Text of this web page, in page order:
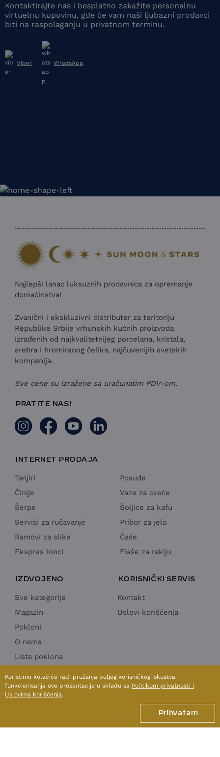
Kontaktirajte nas i besplatno zakažite personalnu
virtuelnu kupovinu, gde će vam naši ljubazni prodavci
biti na raspolaganju u privatnom terminu.
Viber WhatsApp
Najlepši lanac luksuznih prodavnica za opremanje
domaćinstva!
Zvanični i ekskluzivni distributer za teritoriju
Republike Srbije vrhunskih kućnih proizvoda
izrađenih od najkvalitetnijeg porcelana, kristala,
srebra i hromiranog čelika, najčuvenijih svetskih
kompanija.
Sve cene su izražene sa uračunatim PDV-om.
PRATITE NAS!
INTERNET PRODAJA
Tanjiri
Činije
Šerpe
Servisi za ručavanje
Ramovi za slike
Ekspres lonci
Posuđe
Vaze za cveće
Šoljice za kafu
Pribor za jelo
Čaše
Flaše za rakiju
IZDVOJENO
Sve kategorije
Magazin
Pokloni
O nama
Lista poklona
KORISNIČKI SERVIS
Kontakt
Uslovi korišćenja
Koristimo kolačiće radi pružanja boljeg korisničkog iskustva i
funkcionisanja ove prezentacije u skladu sa Politikom privatnosti i
Uslovima korišćenja.
Prihvatam